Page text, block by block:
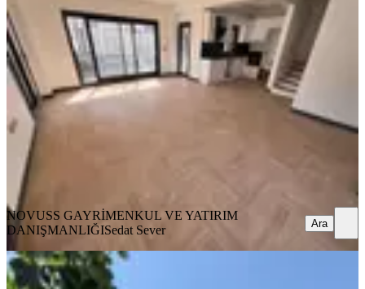
Merkez'de Ultra Ultra Lüks Villa
Buca, Kaynaklar Merkez Mahallesi
3+1
·135 m²·17.07.2026
10.900.000 ₺
NOVUSS GAYRİMENKUL VE YATIRIM
DANIŞMANLIĞI
Ara
NOVUSS GAYRİMENKUL VE YATIRIM
DANIŞMANLIĞISedat Sever Ara
Buca Belenbaşı'nda Satılık Lüks